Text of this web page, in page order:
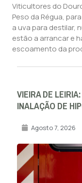
Viticultores do
Peso da Régua,
a uva para destilar,
estão a arrancar e
escoamento da
VIEIRA DE
INALAÇÃO DE
Agosto 7, 2026